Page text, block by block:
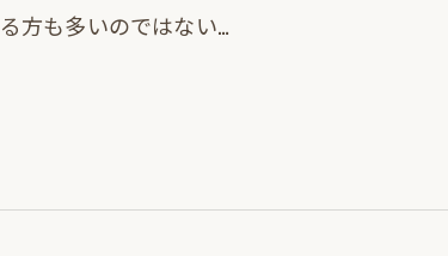
る方も多いのではない…